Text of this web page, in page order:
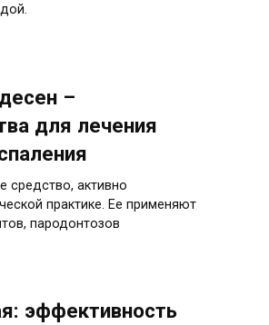
–
для лечения
средство, активно
практике. Ее применяют
пародонтозов
эффективность